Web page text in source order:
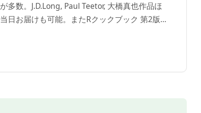
多数。J.D.Long, Paul Teetor, 大橋真也作品ほ
日お届けも可能。またRクックブック 第2版も